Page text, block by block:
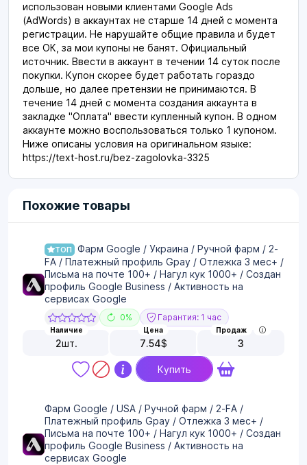
использован новыми клиентами Google Ads
(AdWords) в аккаунтах не старше 14 дней с момента
регистрации. Не нарушайте общие правила и будет
все ОК, за мои купоны не банят. Официальный
источник. Ввести в аккаунт в течении 14 суток после
покупки. Купон скорее будет работать гораздо
дольше, но далее претензии не принимаются. В
течение 14 дней с момента создания аккаунта в
закладке "Оплата" ввести купленный купон. В одном
аккаунте можно воспользоваться только 1 купоном.
Ниже описаны условия на оригинальном языке:
https://text-host.ru/bez-zagolovka-3325
Похожие товары
ТОП
Фарм Google / Украина / Ручной фарм / 2-
FA / Платежный профиль Gpay / Отлежка 3 мес+ /
Письма на почте 100+ / Нагул кук 1000+ / Создан
профиль Google Business / Активность на
сервисах Google
0% Гарантия: 1 час
Наличие
2шт.
Цена
7.54$
Продаж
3
Купить
Фарм Google / USA / Ручной фарм / 2-FA /
Платежный профиль Gpay / Отлежка 3 мес+ /
Письма на почте 100+ / Нагул кук 1000+ / Создан
профиль Google Business / Активность на
сервисах Google